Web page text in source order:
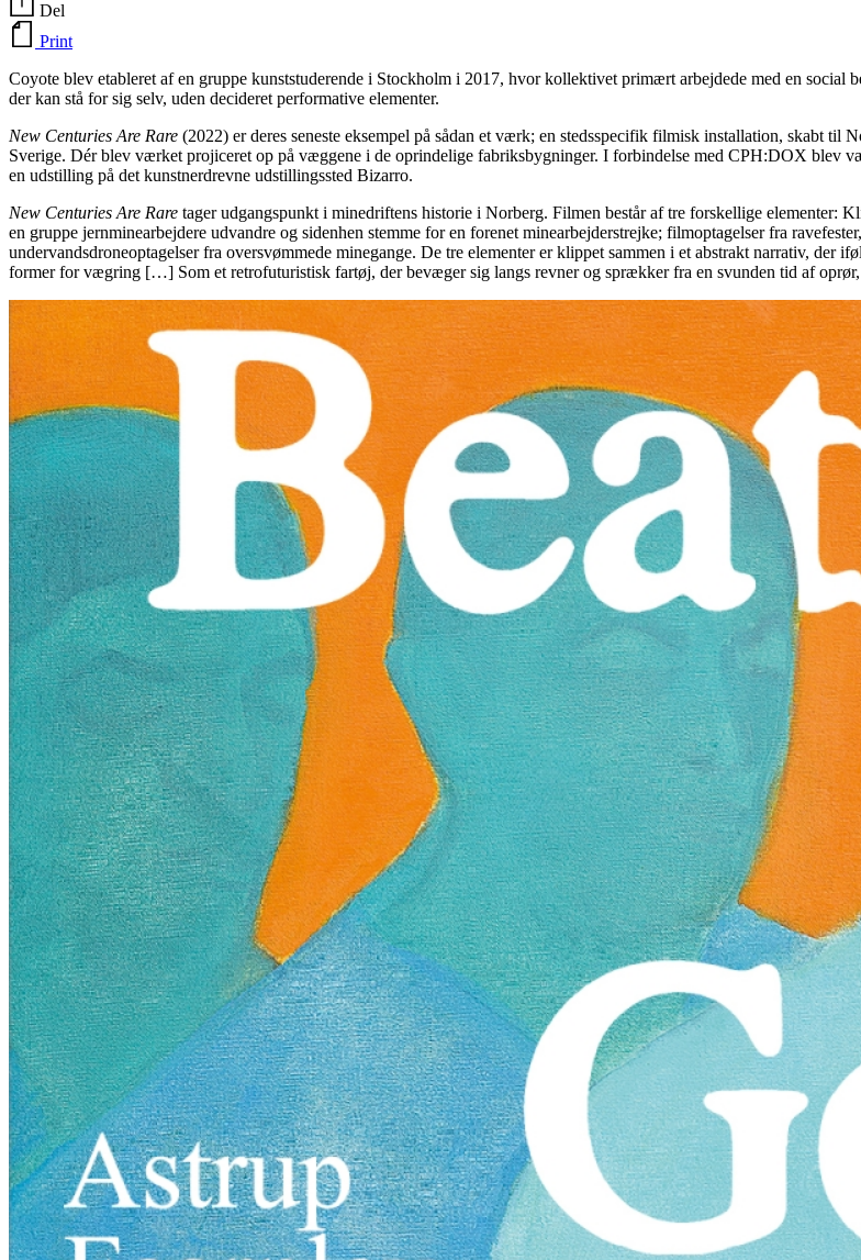
Del
Print
Coyote blev etableret af en gruppe kunststuderende i Stockholm i 2017, hvor kollektivet primært arbejdede med en social
der kan stå for sig selv, uden decideret performative elementer.
New Centuries Are Rare (2022) er deres seneste eksempel på sådan et værk; en stedsspecifik filmisk installation, skabt
Sverige. Dér blev værket projiceret op på væggene i de oprindelige fabriksbygninger. I forbindelse med CPH:DOX blev
en udstilling på det kunstnerdrevne udstillingssted Bizarro.
New Centuries Are Rare tager udgangspunkt i minedriftens historie i Norberg. Filmen består af tre forskellige elementer:
en gruppe jernminearbejdere udvandre og sidenhen stemme for en forenet minearbejderstrejke; filmoptagelser fra
undervandsdroneoptagelser fra oversvømmede minegange. De tre elementer er klippet sammen i et abstrakt narrativ,
former for vægring […] Som et retrofuturistisk fartøj, der bevæger sig langs revner og sprækker fra en svunden tid af